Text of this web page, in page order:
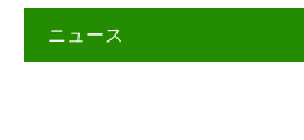
ニュース